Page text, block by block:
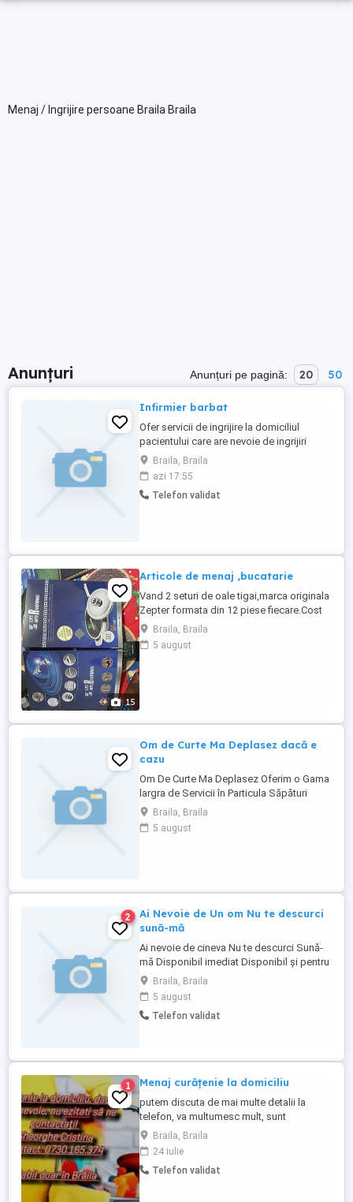
Menaj / Ingrijire persoane Braila Braila
Anunțuri Anunțuri pe pagină: 20 50
Infirmier barbat
Ofer servicii de ingrijire la domiciliul
pacientului care are nevoie de ingrijiri
dimineata(ora 6) sau seara(dupa ora 18),
am nevoie de transport asigurat .Nr
telefon judetul Braila
Braila, Braila
azi 17:55
Telefon validat
15
Articole de menaj ,bucatarie
Vand 2 seturi de oale tigai,marca originala
Zepter formata din 12 piese fiecare.Cost
conform catalog 2699 euro sau 2999$.
Pentru fiecare set se aplica o reducere de
65 % adica se face o reducere de mai bine
Braila, Braila
5 august
Om de Curte Ma Deplasez dacă e
cazu
Om De Curte Ma Deplasez Oferim o Gama
largra de Servicii în Particula Săpături
Manual Șanțuri Gropi Zugravim Varuim
Vopsim Interior și exterior Toaletă Copaci
Curatam Tăiem Cine dorește sa ma anunțe
Braila, Braila
5 august
2
Ai Nevoie de Un om Nu te descurci
sună-mă
Ai nevoie de cineva Nu te descurci Sună-
mă Disponibil imediat Disponibil și pentru
Deplasare daca e cazul Sunt deschis
pentru ori ce propune Tel
Braila, Braila
5 august
Telefon validat
1 Menaj curățenie la domiciliu
putem discuta de mai multe detalii la
telefon, va multumesc mult, sunt
interesată doar în oraș, valabil doar în
Brăila. Birouri , vile , case , garsoniere .
apelați cu încredere. Nu deranjați inutil .nu
confundați anunțul !
Braila, Braila
24 iulie
Telefon validat